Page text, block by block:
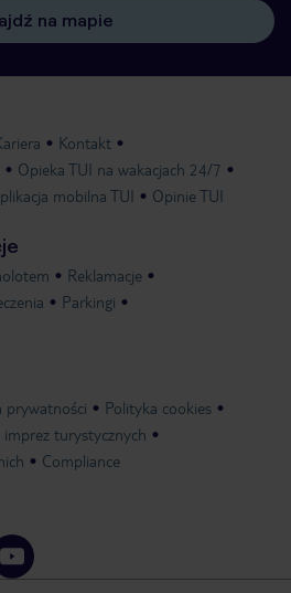
na mapie
Kontakt
Opieka TUI na wakacjach 24/7
mobilna TUI Opinie TUI
Reklamacje
Parkingi
prywatności
Polityka cookies
imprez turystycznych
Compliance